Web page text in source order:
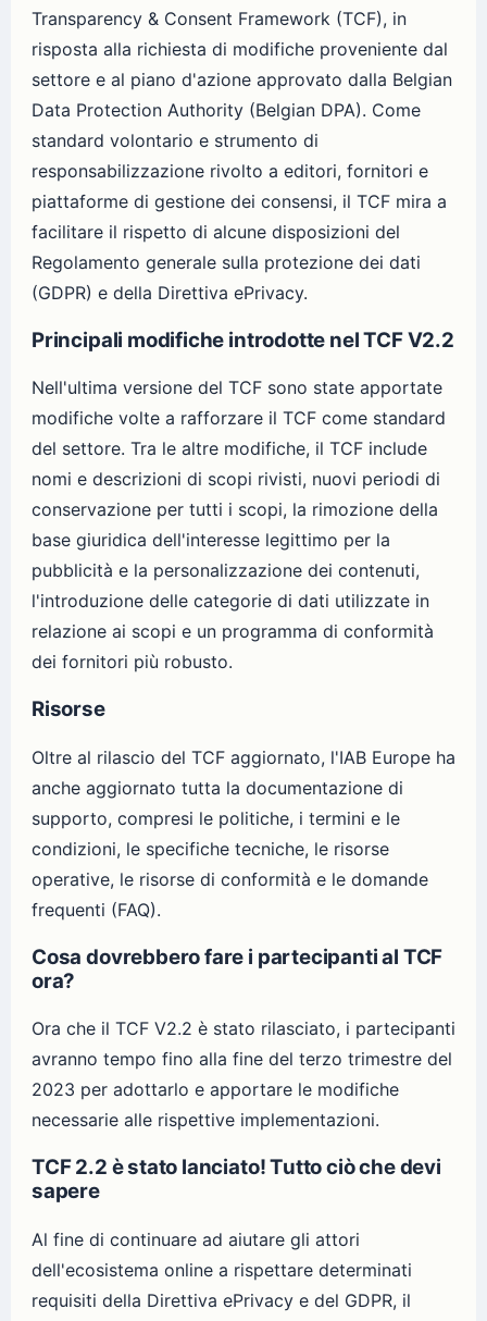
Transparency & Consent Framework (TCF), in
risposta alla richiesta di modifiche proveniente dal
settore e al piano d'azione approvato dalla Belgian
Data Protection Authority (Belgian DPA). Come
standard volontario e strumento di
responsabilizzazione rivolto a editori, fornitori e
piattaforme di gestione dei consensi, il TCF mira a
facilitare il rispetto di alcune disposizioni del
Regolamento generale sulla protezione dei dati
(GDPR) e della Direttiva ePrivacy.
Principali modifiche introdotte nel TCF V2.2
Nell'ultima versione del TCF sono state apportate
modifiche volte a rafforzare il TCF come standard
del settore. Tra le altre modifiche, il TCF include
nomi e descrizioni di scopi rivisti, nuovi periodi di
conservazione per tutti i scopi, la rimozione della
base giuridica dell'interesse legittimo per la
pubblicità e la personalizzazione dei contenuti,
l'introduzione delle categorie di dati utilizzate in
relazione ai scopi e un programma di conformità
dei fornitori più robusto.
Risorse
Oltre al rilascio del TCF aggiornato, l'IAB Europe ha
anche aggiornato tutta la documentazione di
supporto, compresi le politiche, i termini e le
condizioni, le specifiche tecniche, le risorse
operative, le risorse di conformità e le domande
frequenti (FAQ).
Cosa dovrebbero fare i partecipanti al TCF
ora?
Ora che il TCF V2.2 è stato rilasciato, i partecipanti
avranno tempo fino alla fine del terzo trimestre del
2023 per adottarlo e apportare le modifiche
necessarie alle rispettive implementazioni.
TCF 2.2 è stato lanciato! Tutto ciò che devi
sapere
Al fine di continuare ad aiutare gli attori
dell'ecosistema online a rispettare determinati
requisiti della Direttiva ePrivacy e del GDPR, il